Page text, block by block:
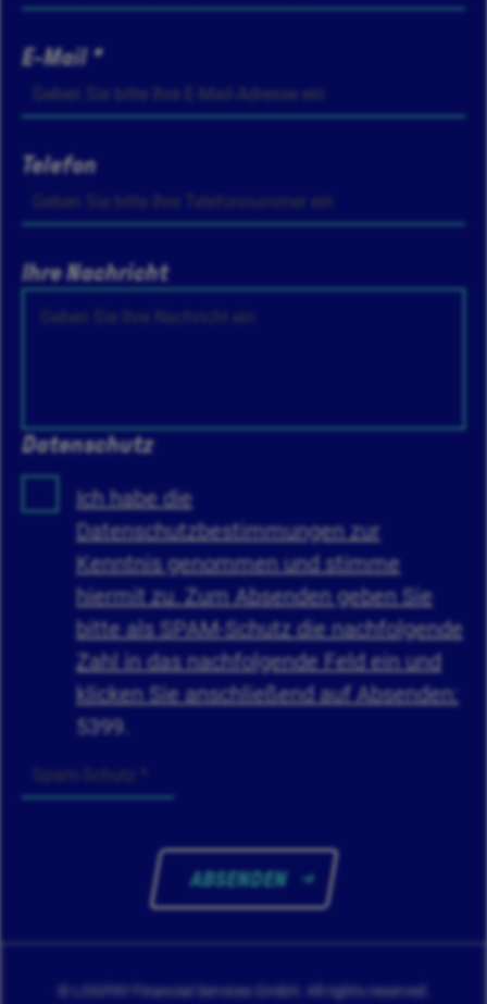
E-Mail *
Telefon
Ihre Nachricht
Datenschutz
Ich habe die
Datenschutzbestimmungen zur
Kenntnis genommen und stimme
hiermit zu. Zum Absenden geben Sie
bitte als SPAM-Schutz die nachfolgende
Zahl in das nachfolgende Feld ein und
klicken Sie anschließend auf Absenden:
5399.
ABSENDEN
© LOGPAY Financial Services GmbH. All rights reserved.